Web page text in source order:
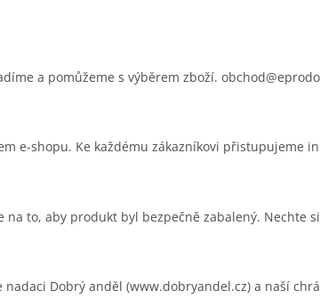
a pomůžeme s výběrem zboží.
e-shopu. Ke každému zákazníkovi přistupujeme
to, aby produkt byl bezpečně zabalený. Nechte
Dobrý anděl (www.dobryandel.cz) a naší